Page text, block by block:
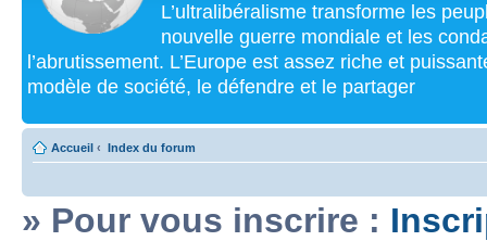
L’ultralibéralisme transforme les
nouvelle guerre mondiale et les
l’abrutissement. L’Europe est assez riche et
modèle de société, le défendre et le partager
Accueil ‹ Index du forum
» Pour vous inscrire :